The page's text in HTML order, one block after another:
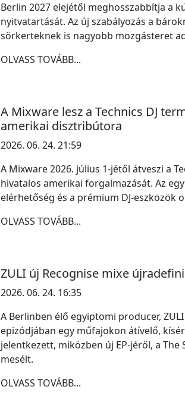
Berlin 2027 elejétől meghosszabbítja a
nyitvatartását. Az új szabályozás a
sörkerteknek is nagyobb mozgásteret
OLVASS TOVÁBB...
A Mixware lesz a Technics DJ
amerikai disztribútora
2026. 06. 24. 21:59
A Mixware 2026. július 1-jétől átveszi a
hivatalos amerikai forgalmazását. Az
elérhetőség és a prémium DJ-eszközök
OLVASS TOVÁBB...
ZULI új Recognise mixe
2026. 06. 24. 16:35
A Berlinben élő egyiptomi producer,
epizódjában egy műfajokon átívelő,
jelentkezett, miközben új EP-jéről, a The
mesélt.
OLVASS TOVÁBB...